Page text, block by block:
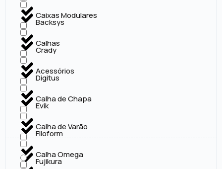
Caixas Modulares
Calhas
Acessórios
Calha de Chapa
Calha de Varão
Calha Omega
Backsys
Crady
Digitus
Evik
Filoform
Fujikura